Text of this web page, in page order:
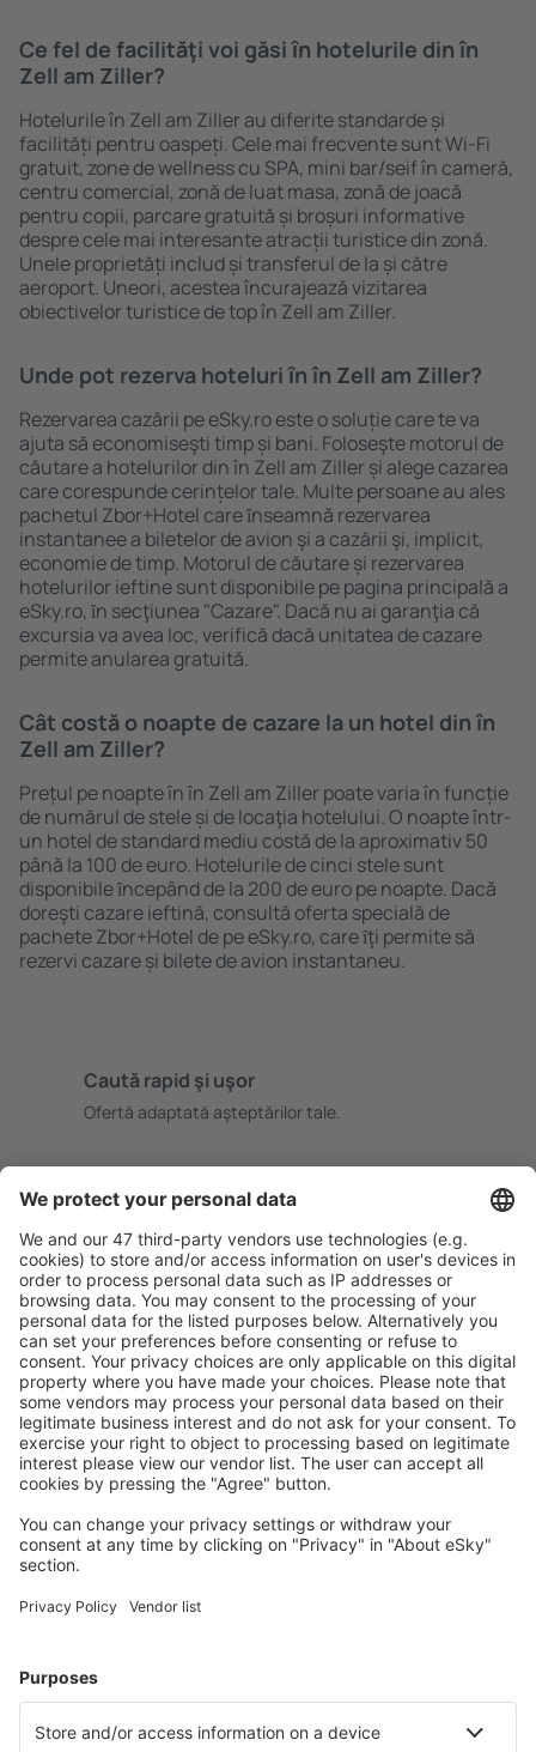
Ce fel de facilităţi voi găsi ȋn hotelurile din în
Zell am Ziller?
Hotelurile în Zell am Ziller au diferite standarde și
facilități pentru oaspeți. Cele mai frecvente sunt Wi-Fi
gratuit, zone de wellness cu SPA, mini bar/seif în cameră,
centru comercial, zonă de luat masa, zonă de joacă
pentru copii, parcare gratuită și broșuri informative
despre cele mai interesante atracții turistice din zonă.
Unele proprietăți includ și transferul de la și către
aeroport. Uneori, acestea încurajează vizitarea
obiectivelor turistice de top în Zell am Ziller.
Unde pot rezerva hoteluri ȋn în Zell am Ziller?
Rezervarea cazării pe eSky.ro este o soluție care te va
ajuta să economiseşti timp și bani. Foloseşte motorul de
căutare a hotelurilor din în Zell am Ziller și alege cazarea
care corespunde cerințelor tale. Multe persoane au ales
pachetul Zbor+Hotel care ȋnseamnă rezervarea
instantanee a biletelor de avion şi a cazării şi, implicit,
economie de timp. Motorul de căutare și rezervarea
hotelurilor ieftine sunt disponibile pe pagina principală a
eSky.ro, ȋn secţiunea "Cazare". Dacă nu ai garanţia că
excursia va avea loc, verifică dacă unitatea de cazare
permite anularea gratuită.
Cât costă o noapte de cazare la un hotel din în
Zell am Ziller?
Prețul pe noapte în în Zell am Ziller poate varia în funcție
de numărul de stele și de locaţia hotelului. O noapte într-
un hotel de standard mediu costă de la aproximativ 50
până la 100 de euro. Hotelurile de cinci stele sunt
disponibile ȋncepând de la 200 de euro pe noapte. Dacă
doreşti cazare ieftină, consultă oferta specială de
pachete Zbor+Hotel de pe eSky.ro, care ȋţi permite să
rezervi cazare și bilete de avion instantaneu.
Caută rapid şi uşor
Ofertă adaptată aşteptărilor tale.
Rezervare fără griji cu opțiune gratuită de anulare.
Economiseşte mai mult
Prețuri atractive și oferte speciale pentru utilizatorii
conectați.
Cazarea preferată
Alege din peste 1,3 mil. de opţiuni: hoteluri, cabane,
apartamente și altele.
Cele mai căutate hoteluri de către utilizatorii eSky
Hoteluri în Austria - Orașe populare
Hoteluri în Viena
Hoteluri în Solden Hoteluri în Hart im Zillertal